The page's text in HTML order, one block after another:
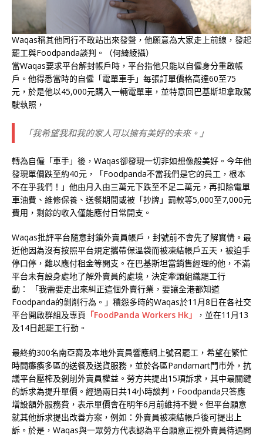
Waqas稱其他同行不敢站出來發聲，他願意為大家走上前線，發起
罷工與Foodpanda談判。（何綺綾攝）
當Waqas要求平台解封帳戶時，平台指他只能以自僱身分重啟帳
戶。他得悉當時的自僱「電單車手」每張訂單價格高達60至75
元，於是他以45,000元購入一輛電單車，並特意回巴基斯坦拿取駕
駛執照，
「我希望我和我的家人可以擁有美好的未來。」
轉為自僱「車手」後，Waqas卻發現一切非如想像般美好。今年他
發現單價跌至約40元，「Foodpanda不當我們是它的員工，根本
不在乎我們！」他由月入由三萬元下跌至不足二萬元，再扣除電單
車油費、維修保養、送餐期間或被「抄牌」罰款等5,000至7,000元
費用，剩餘的收入僅能應付日常開支。
Waqas批評平台隨意封鎖外賣員帳戶，封號前不會先了解實情。最
近他因為沒有按照平台規定攜帶保溫袋而被凍結帳戶五天，被迫手
停口停，難以應付租金等開支。在巴基斯坦當銷售經理的他，不滿
平台未有設身處地了解外賣員的處境，決定牽頭組織罷工行
動： 「我需要走出來糾正這個外賣行業，要讓全港都知道
Foodpanda的剝削行為。」積怨多時的Waqas於11月8日在各社交
平台開啟群組及專頁 「FoodPanda Workers Hk」
，並在11月13
及14日起罷工行動。
最終約300名南亞裔及本地外賣員響應網上號召罷工，希望在繁忙
時間癱瘓多區的送餐及送貨服務，並於各區Pandamart門市外，抗
議平台壓榨及剝削外賣員權益。勞方共提出15項訴求，其中最關鍵
的訴求為提升單價。經過兩日共14小時談判，Foodpanda只答應
增設額外服務費，表示單價會在明年6月前維持不變。但平台願意
就其他訴求提出改善方案，例如：外賣員被凍結帳戶後可提出上
訴。於是，Waqas與一眾勞方代表認為平台願意正視外賣員待遇問